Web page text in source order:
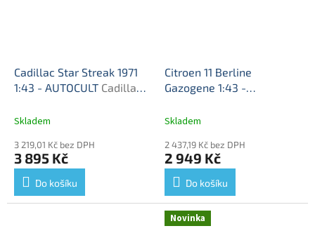
Cadillac Star Streak 1971
1:43 - AUTOCULT Cadillac
auta
Skladem
3 219,01 Kč bez DPH
3 895 Kč
Do košíku
Citroen 11 Berline
Gazogene 1:43 -
Berline Gazogene - model
Skladem
2 437,19 Kč bez DPH
2 949 Kč
Do košíku
Novinka